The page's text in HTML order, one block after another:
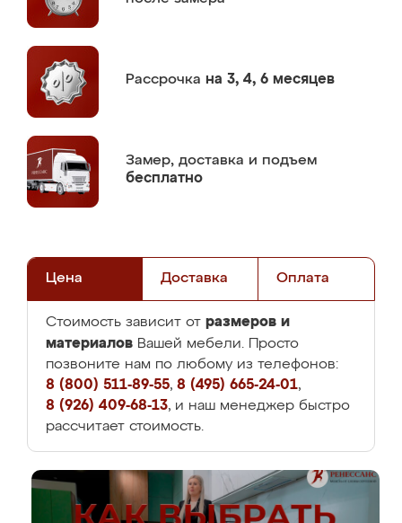
Рассрочка на 3, 4, 6 месяцев
Замер, доставка и подъем
бесплатно
Цена Доставка Оплата
Стоимость зависит от размеров и
материалов Вашей мебели. Просто
позвоните нам по любому из телефонов:
8 (800) 511-89-55, 8 (495) 665-24-01,
8 (926) 409-68-13, и наш менеджер быстро
рассчитает стоимость.